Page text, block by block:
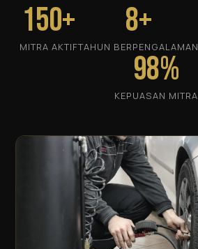
150+
MITRA AKTIF
8+
TAHUN BERPENGALAMAN
98%
KEPUASAN MITRA